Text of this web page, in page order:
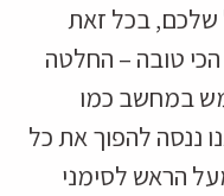
שלכם, בכל זאת
טובה – החלטה
במחשב כמו
ננסה להפוך את כל
הראש לסימני